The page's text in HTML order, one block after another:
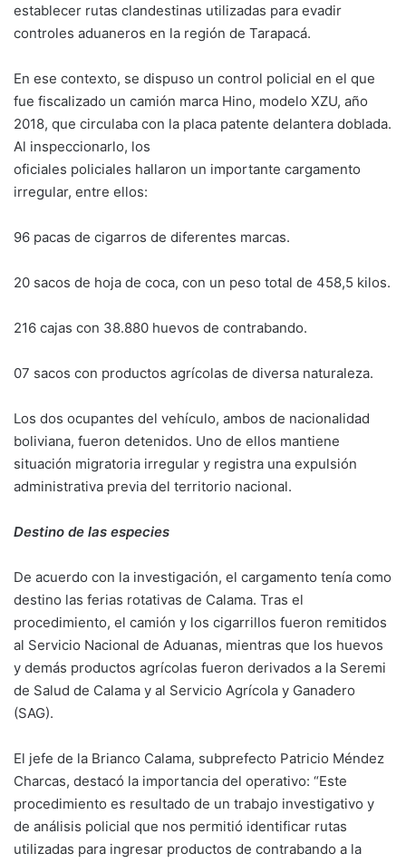
establecer rutas clandestinas utilizadas para evadir
controles aduaneros en la región de Tarapacá.
En ese contexto, se dispuso un control policial en el que
fue fiscalizado un camión marca Hino, modelo XZU, año
2018, que circulaba con la placa patente delantera doblada.
Al inspeccionarlo, los
oficiales policiales hallaron un importante cargamento
irregular, entre ellos:
96 pacas de cigarros de diferentes marcas.
20 sacos de hoja de coca, con un peso total de 458,5 kilos.
216 cajas con 38.880 huevos de contrabando.
07 sacos con productos agrícolas de diversa naturaleza.
Los dos ocupantes del vehículo, ambos de nacionalidad
boliviana, fueron detenidos. Uno de ellos mantiene
situación migratoria irregular y registra una expulsión
administrativa previa del territorio nacional.
Destino de las especies
De acuerdo con la investigación, el cargamento tenía como
destino las ferias rotativas de Calama. Tras el
procedimiento, el camión y los cigarrillos fueron remitidos
al Servicio Nacional de Aduanas, mientras que los huevos
y demás productos agrícolas fueron derivados a la Seremi
de Salud de Calama y al Servicio Agrícola y Ganadero
(SAG).
El jefe de la Brianco Calama, subprefecto Patricio Méndez
Charcas, destacó la importancia del operativo: “Este
procedimiento es resultado de un trabajo investigativo y
de análisis policial que nos permitió identificar rutas
utilizadas para ingresar productos de contrabando a la